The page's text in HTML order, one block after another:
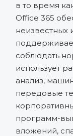
в то время
Office 365
неизвестных
соблюдать
использует
анализ,
передовые
программ-
вложений,